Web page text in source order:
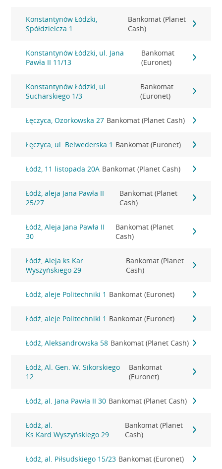
Konstantynów Łódzki,
Spółdzielcza 1
Bankomat (Planet
Cash)
Konstantynów Łódzki, ul. Jana
Pawła II 11/13
Bankomat
(Euronet)
Konstantynów Łódzki, ul.
Sucharskiego 1/3
Bankomat
(Euronet)
Łęczyca, Ozorkowska 27 Bankomat (Planet Cash)
Łęczyca, ul. Belwederska 1 Bankomat (Euronet)
Łódź, 11 listopada 20A Bankomat (Planet Cash)
Łódź, aleja Jana Pawła II
25/27
Bankomat (Planet
Cash)
Łódź, Aleja Jana Pawła II
30
Bankomat (Planet
Cash)
Łódź, Aleja ks.Kar
Wyszyńskiego 29
Bankomat (Planet
Cash)
Łódź, aleje Politechniki 1 Bankomat (Euronet)
Łódź, aleje Politechniki 1 Bankomat (Euronet)
Łódź, Aleksandrowska 58 Bankomat (Planet Cash)
Łódź, Al. Gen. W. Sikorskiego
12
Bankomat
(Euronet)
Łódź, al. Jana Pawła II 30 Bankomat (Planet Cash)
Łódź, al.
Ks.Kard.Wyszyńskiego 29
Bankomat (Planet
Cash)
Łódź, al. Piłsudskiego 15/23 Bankomat (Euronet)